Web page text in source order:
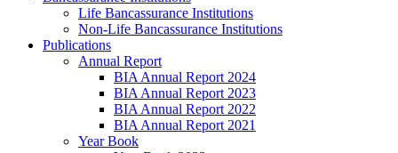
Life Bancassurance Institutions
Non-Life Bancassurance Institutions
Publications
Annual Report
BIA Annual Report 2024
BIA Annual Report 2023
BIA Annual Report 2022
BIA Annual Report 2021
Year Book